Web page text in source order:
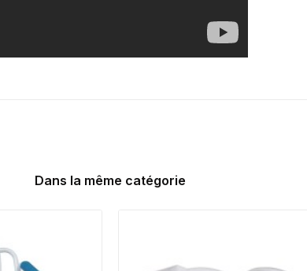
Dans la même catégorie